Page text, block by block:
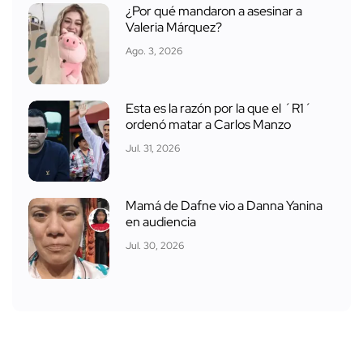
¿Por qué mandaron a asesinar a
Valeria Márquez?
Ago. 3, 2026
Esta es la razón por la que el ´R1´
ordenó matar a Carlos Manzo
Jul. 31, 2026
Mamá de Dafne vio a Danna Yanina
en audiencia
Jul. 30, 2026